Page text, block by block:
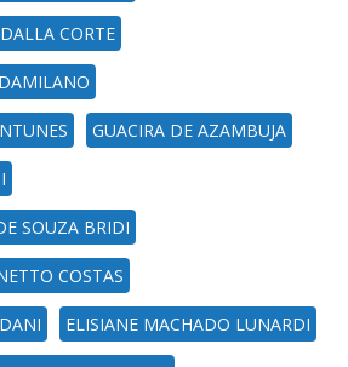
CORTE
GUACIRA DE AZAMBUJA
SOUZA BRIDI
COSTAS
ELISIANE MACHADO LUNARDI